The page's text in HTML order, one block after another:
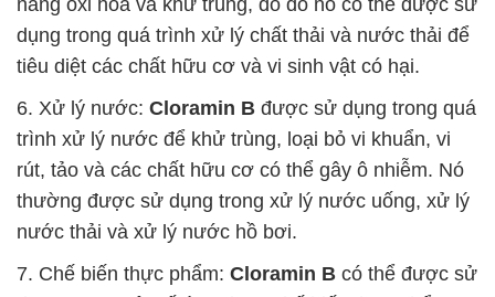
năng oxi hóa và khử trùng, do đó nó có thể được sử
dụng trong quá trình xử lý chất thải và nước thải để
tiêu diệt các chất hữu cơ và vi sinh vật có hại.
6. Xử lý nước: Cloramin B được sử dụng trong quá
trình xử lý nước để khử trùng, loại bỏ vi khuẩn, vi
rút, tảo và các chất hữu cơ có thể gây ô nhiễm. Nó
thường được sử dụng trong xử lý nước uống, xử lý
nước thải và xử lý nước hồ bơi.
7. Chế biến thực phẩm: Cloramin B có thể được sử